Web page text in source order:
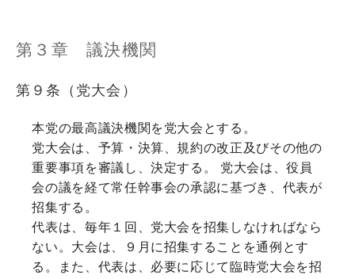
第３章 議決機関
第９条（党大会）
本党の最高議決機関を党大会とする。
党大会は、予算・決算、規約の改正及びその他の
重要事項を審議し、決定する。 党大会は、役員
会の議を経て常任幹事会の承認に基づき、代表が
招集する。
代表は、毎年１回、党大会を招集しなければなら
ない。大会は、９月に招集することを通例とす
る。また、代表は、必要に応じて臨時党大会を招